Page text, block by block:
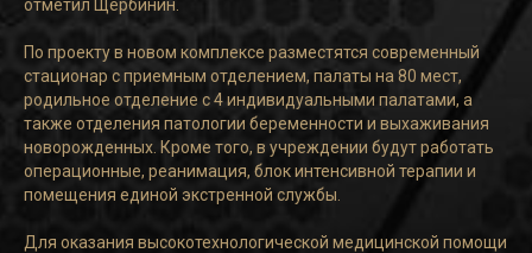
отметил Щербинин.
По проекту в новом комплексе разместятся современный
стационар с приемным отделением, палаты на 80 мест,
родильное отделение с 4 индивидуальными палатами, а
также отделения патологии беременности и выхаживания
новорожденных. Кроме того, в учреждении будут работать
операционные, реанимация, блок интенсивной терапии и
помещения единой экстренной службы.
Для оказания высокотехнологической медицинской помощи